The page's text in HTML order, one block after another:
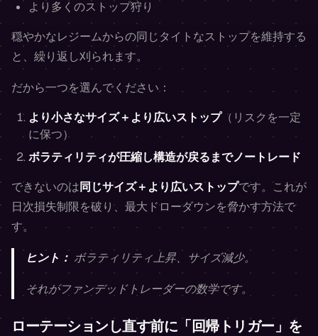
より多くのストップ狩り
穏やかなレジームからの同じタイトなストップを維持する
と、繰り返し刈られます。
だから一つを選んでください：
より小さなサイズ＋より広いストップ（リスクを一定
に保つ）
ボラティリティが圧縮し構造が戻るまでノートレード
できないのは同じサイズ＋より広いストップです。これが
日次損失制限を破り、最大ドローダウンを脅かす方法で
す。
ヒント： ボラティリティ上昇、サイズ減少。
それがファンデッドトレーダーの数学です。
ローテーションし直す前に「回帰トリガー」を